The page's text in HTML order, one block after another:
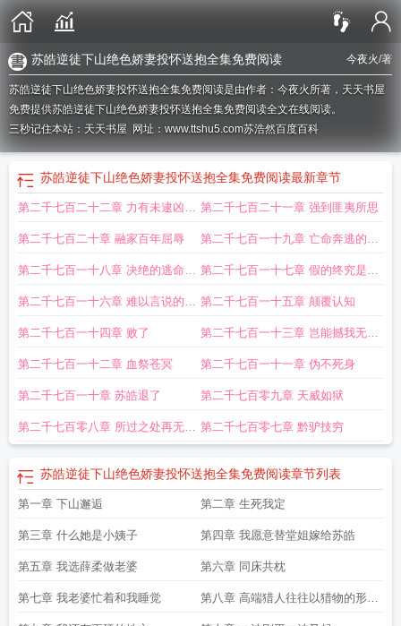
今夜火/著
苏皓逆徒下山绝色娇妻投怀送抱全集免费阅读
苏皓逆徒下山绝色娇妻投怀送抱全集免费阅读是由作者：今夜火所著，天天书屋
免费提供苏皓逆徒下山绝色娇妻投怀送抱全集免费阅读全文在线阅读。
三秒记住本站：天天书屋 网址：www.ttshu5.com苏浩然百度百科
苏皓逆徒下山绝色娇妻投怀送抱全集免费阅读最新章节
第二千七百二十二章 力有未逮凶多
吉少
第二千七百二十一章 强到匪夷所思
第二千七百二十章 融家百年屈辱 第二千七百一十九章 亡命奔逃的求
生欲
第二千七百一十八章 决绝的逃命意
味
第二千七百一十七章 假的终究是假
的
第二千七百一十六章 难以言说的寂
寥
第二千七百一十五章 颠覆认知
第二千七百一十四章 败了 第二千七百一十三章 岂能撼我无敌
之路
第二千七百一十二章 血祭苍冥 第二千七百一十一章 伪不死身
第二千七百一十章 苏皓退了 第二千七百零九章 天威如狱
第二千七百零八章 所过之处再无存 第二千七百零七章 黔驴技穷
苏皓逆徒下山绝色娇妻投怀送抱全集免费阅读章节列表
第一章 下山邂逅 第二章 生死我定
第三章 什么她是小姨子 第四章 我愿意替堂姐嫁给苏皓
第五章 我选薛柔做老婆 第六章 同床共枕
第七章 我老婆忙着和我睡觉 第八章 高端猎人往往以猎物的形式